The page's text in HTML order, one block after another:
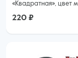
«Квадратная», цвет
220 ₽